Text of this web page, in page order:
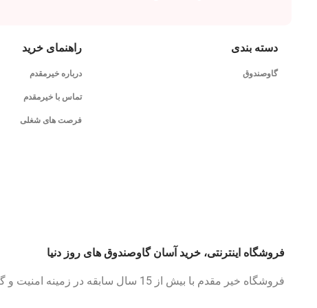
دسته بندی
گاوصندوق
راهنمای خرید
درباره خیرمقدم
تماس با خیرمقدم
فرصت های شغلی
فروشگاه اینترنتی، خرید آسان گاوصندوق های روز دنیا
فروشگاه خیر مقدم با بیش از 15 سال سابقه در زمینه امنیت و گاوصندوق